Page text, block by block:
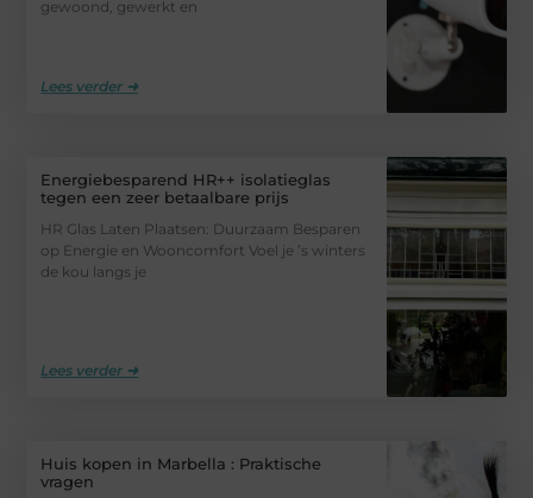
gewoond, gewerkt en
Lees verder ➜
Energiebesparend HR++ isolatieglas
tegen een zeer betaalbare prijs
HR Glas Laten Plaatsen: Duurzaam Besparen
op Energie en Wooncomfort Voel je ’s winters
de kou langs je
Lees verder ➜
Huis kopen in Marbella : Praktische
vragen